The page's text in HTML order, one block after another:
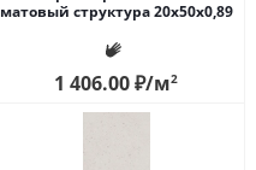
матовый структура 20x50x0,89
1 406.00₽/м2